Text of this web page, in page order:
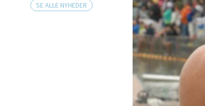
SE ALLE NYHEDER